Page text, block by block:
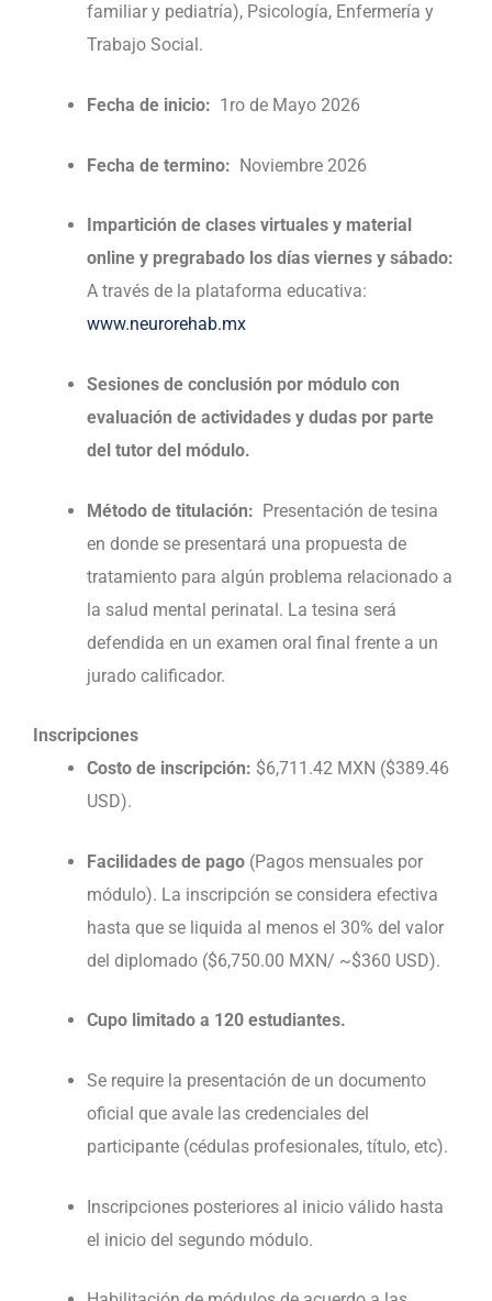
familiar y pediatría), Psicología, Enfermería y
Trabajo Social.
Fecha de inicio: 1ro de Mayo 2026
Fecha de termino: Noviembre 2026
Impartición de clases virtuales y material
online y pregrabado los días viernes y sábado:
A través de la plataforma educativa:
www.neurorehab.mx
Sesiones de conclusión por módulo con
evaluación de actividades y dudas por parte
del tutor del módulo.
Método de titulación: Presentación de tesina
en donde se presentará una propuesta de
tratamiento para algún problema relacionado a
la salud mental perinatal. La tesina será
defendida en un examen oral final frente a un
jurado calificador.
Inscripciones
Costo de inscripción: $6,711.42 MXN ($389.46
USD).
Facilidades de pago (Pagos mensuales por
módulo). La inscripción se considera efectiva
hasta que se liquida al menos el 30% del valor
del diplomado ($6,750.00 MXN/ ~$360 USD).
Cupo limitado a 120 estudiantes.
Se require la presentación de un documento
oficial que avale las credenciales del
participante (cédulas profesionales, título, etc).
Inscripciones posteriores al inicio válido hasta
el inicio del segundo módulo.